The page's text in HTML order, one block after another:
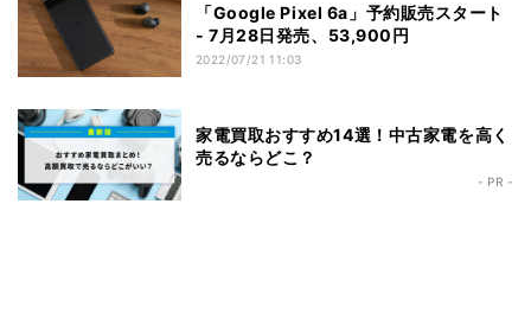
「Google Pixel 6a」予約販売スタート
- 7月28日発売、53,900円
2022/07/21 11:03
家電買取おすすめ14選！中古家電を高く
売るならどこ？
- PR -